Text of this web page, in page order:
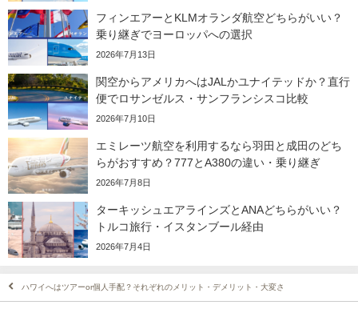
フィンエアーとKLMオランダ航空どちらがいい？
乗り継ぎでヨーロッパへの選択
2026年7月13日
関空からアメリカへはJALかユナイテッドか？直行
便でロサンゼルス・サンフランシスコ比較
2026年7月10日
エミレーツ航空を利用するなら羽田と成田のどち
らがおすすめ？777とA380の違い・乗り継ぎ
2026年7月8日
ターキッシュエアラインズとANAどちらがいい？
トルコ旅行・イスタンブール経由
2026年7月4日
ハワイへはツアーor個人手配？それぞれのメリット・デメリット・大変さ